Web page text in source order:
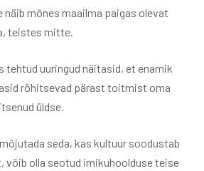
mõnes maailma paigas olevat
teistes mitte.
tehtud uuringud näitasid, et enamik
röhitsevad pärast toitmist oma
üldse.
seda, kas kultuur soodustab
olla seotud imikuhoolduse teise